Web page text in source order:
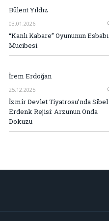
Bülent Yıldız
03.01.2026
“Kanlı Kabare” Oyununun Esbabı
Mucibesi
İrem Erdoğan
25.12.2025
İzmir Devlet Tiyatrosu’nda Sibel
Erdenk Rejisi: Arzunun Onda
Dokuzu